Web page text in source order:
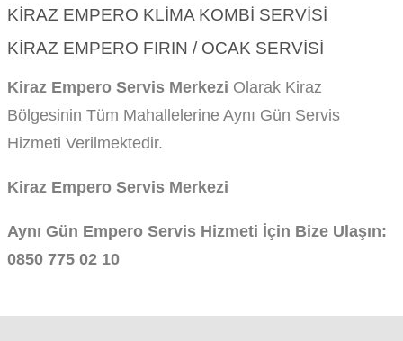
KIRAZ EMPERO KLIMA KOMBI SERVISI
KIRAZ EMPERO FIRIN / OCAK SERVISI
Kiraz Empero Servis Merkezi Olarak Kiraz
Bölgesinin Tüm Mahallelerine Aynı Gün Servis
Hizmeti Verilmektedir.
Kiraz Empero Servis Merkezi
Aynı Gün Empero Servis Hizmeti İçin Bize Ulaşın:
0850 775 02 10